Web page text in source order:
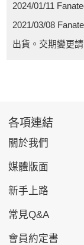
2024/01/11
2021/03/08
出貨。交期變更
各項連結
關於我們
媒體版面
新手上路
常見Q&A
會員約定書